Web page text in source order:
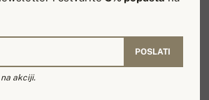
POSLATI
akciji.